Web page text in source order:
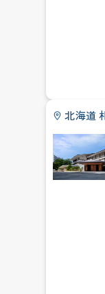
北海道